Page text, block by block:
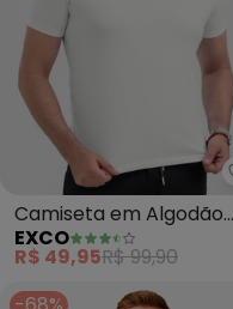
Camiseta em Algodão
(Branco)
EXCO
R$ 49,95R$ 99,90